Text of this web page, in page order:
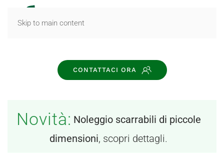
Skip to main content
CONTATTACI ORA
Novità: Noleggio scarrabili di piccole
dimensioni, scopri dettagli.